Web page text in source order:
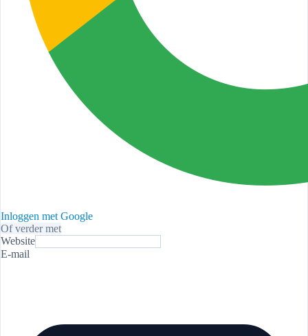
Inloggen met Google
Of verder met
Website
E-mail